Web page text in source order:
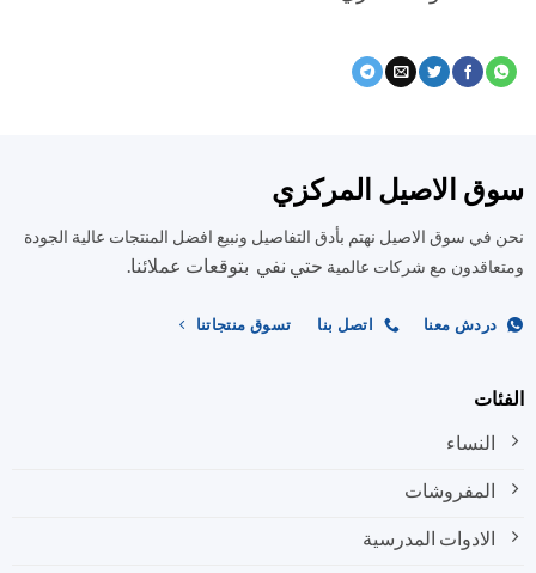
الاصيل المركزي
سوق الاصيل نهتم بأدق التفاصيل ونبيع افضل المنتجات عالية الجودة
مع شركات عالميةحتي نفي بتوقعات عملائنا.
دردش معنا اتصل بنا تسوق منتجاتنا
النساء
المفروشات
الادوات المدرسية